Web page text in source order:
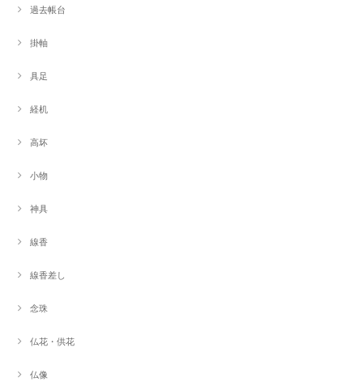
過去帳台
掛軸
具足
経机
高坏
小物
神具
線香
線香差し
念珠
仏花・供花
仏像